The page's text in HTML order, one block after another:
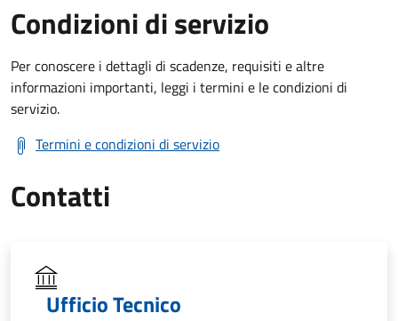
Condizioni di servizio
Per conoscere i dettagli di scadenze, requisiti e altre
informazioni importanti, leggi i termini e le condizioni di
servizio.
Termini e condizioni di servizio
Contatti
Ufficio Tecnico